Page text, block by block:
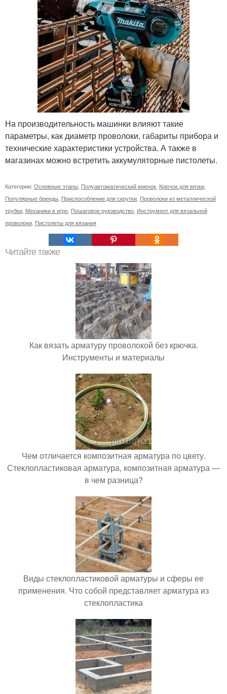
На производительность машинки влияют такие
параметры, как диаметр проволоки, габариты прибора и
технические характеристики устройства. А также в
магазинах можно встретить аккумуляторные пистолеты.
Категории: Основные этапы Полуавтоматический крючок Крючок для вязки
Популярные бренды Приспособление для скрутки Проволоки из металлической
трубки Механики в игре Пошаговое руководство Инструмент для вязальной
проволоки Пистолеты для вязания
Читайте также
Как вязать арматуру проволокой без крючка.
Инструменты и материалы
Чем отличается композитная арматура по цвету.
Стеклопластиковая арматура, композитная арматура —
в чем разница?
Виды стеклопластиковой арматуры и сферы ее
применения. Что собой представляет арматура из
стеклопластика